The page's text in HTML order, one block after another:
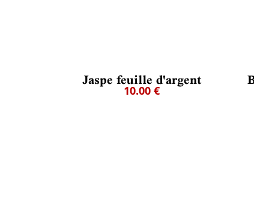
Jaspe feuille d'argent
10.00 €